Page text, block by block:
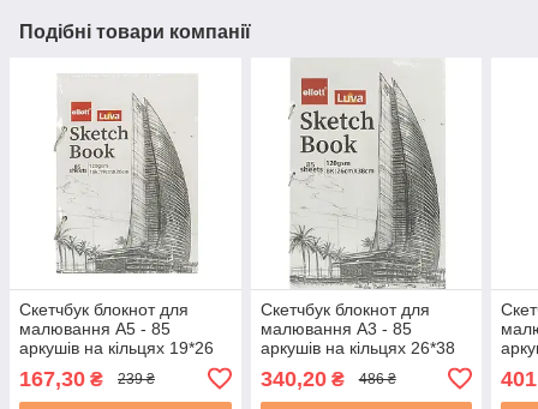
Подібні товари компанії
Скетчбук блокнот для
малювання А5 - 85
аркушів на кільцях 19*26
167,30 ₴ 239 ₴
Скетчбук блокнот для
малювання А3 - 85
аркушів на кільцях 26*38
340,20₴ 486 ₴